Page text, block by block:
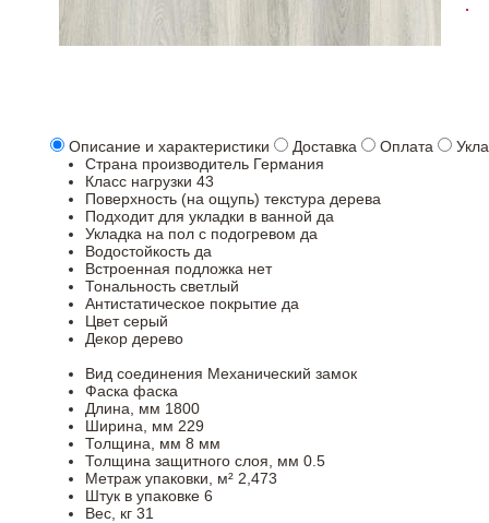
Описание и характеристики Доставка Оплата
Страна производитель Германия
Класс нагрузки 43
Поверхность (на ощупь) текстура дерева
Подходит для укладки в ванной да
Укладка на пол c подогревом да
Водостойкость да
Встроенная подложка нет
Тональность светлый
Антистатическое покрытие да
Цвет серый
Декор дерево
Вид соединения Механический замок
Фаска фаска
Длина, мм 1800
Ширина, мм 229
Толщина, мм 8 мм
Толщина защитного слоя, мм 0.5
Метраж упаковки, м² 2,473
Штук в упаковке 6
Вес, кг 31